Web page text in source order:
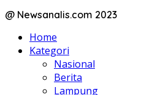
@ Newsanalis.com 2023
Home
Kategori
Nasional
Berita
Lampung